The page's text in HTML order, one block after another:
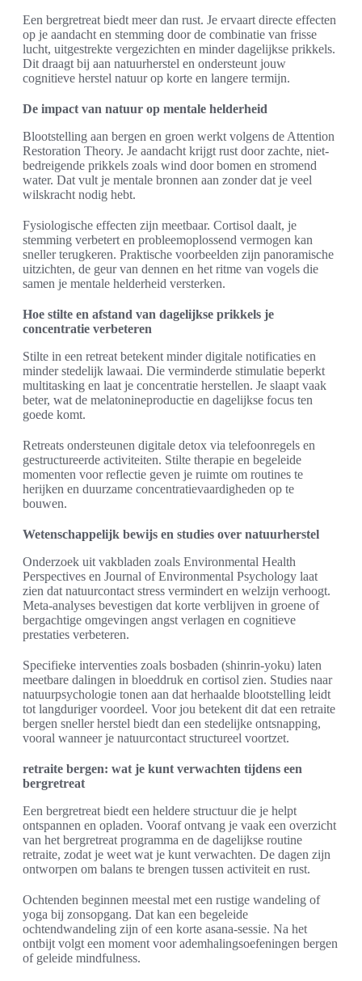
Een bergretreat biedt meer dan rust. Je ervaart directe effecten
op je aandacht en stemming door de combinatie van frisse
lucht, uitgestrekte vergezichten en minder dagelijkse prikkels.
Dit draagt bij aan natuurherstel en ondersteunt jouw
cognitieve herstel natuur op korte en langere termijn.
De impact van natuur op mentale helderheid
Blootstelling aan bergen en groen werkt volgens de Attention
Restoration Theory. Je aandacht krijgt rust door zachte, niet-
bedreigende prikkels zoals wind door bomen en stromend
water. Dat vult je mentale bronnen aan zonder dat je veel
wilskracht nodig hebt.
Fysiologische effecten zijn meetbaar. Cortisol daalt, je
stemming verbetert en probleemoplossend vermogen kan
sneller terugkeren. Praktische voorbeelden zijn panoramische
uitzichten, de geur van dennen en het ritme van vogels die
samen je mentale helderheid versterken.
Hoe stilte en afstand van dagelijkse prikkels je
concentratie verbeteren
Stilte in een retreat betekent minder digitale notificaties en
minder stedelijk lawaai. Die verminderde stimulatie beperkt
multitasking en laat je concentratie herstellen. Je slaapt vaak
beter, wat de melatonineproductie en dagelijkse focus ten
goede komt.
Retreats ondersteunen digitale detox via telefoonregels en
gestructureerde activiteiten. Stilte therapie en begeleide
momenten voor reflectie geven je ruimte om routines te
herijken en duurzame concentratievaardigheden op te
bouwen.
Wetenschappelijk bewijs en studies over natuurherstel
Onderzoek uit vakbladen zoals Environmental Health
Perspectives en Journal of Environmental Psychology laat
zien dat natuurcontact stress vermindert en welzijn verhoogt.
Meta-analyses bevestigen dat korte verblijven in groene of
bergachtige omgevingen angst verlagen en cognitieve
prestaties verbeteren.
Specifieke interventies zoals bosbaden (shinrin-yoku) laten
meetbare dalingen in bloeddruk en cortisol zien. Studies naar
natuurpsychologie tonen aan dat herhaalde blootstelling leidt
tot langduriger voordeel. Voor jou betekent dit dat een retraite
bergen sneller herstel biedt dan een stedelijke ontsnapping,
vooral wanneer je natuurcontact structureel voortzet.
retraite bergen: wat je kunt verwachten tijdens een
bergretreat
Een bergretreat biedt een heldere structuur die je helpt
ontspannen en opladen. Vooraf ontvang je vaak een overzicht
van het bergretreat programma en de dagelijkse routine
retraite, zodat je weet wat je kunt verwachten. De dagen zijn
ontworpen om balans te brengen tussen activiteit en rust.
Ochtenden beginnen meestal met een rustige wandeling of
yoga bij zonsopgang. Dat kan een begeleide
ochtendwandeling zijn of een korte asana-sessie. Na het
ontbijt volgt een moment voor ademhalingsoefeningen bergen
of geleide mindfulness.